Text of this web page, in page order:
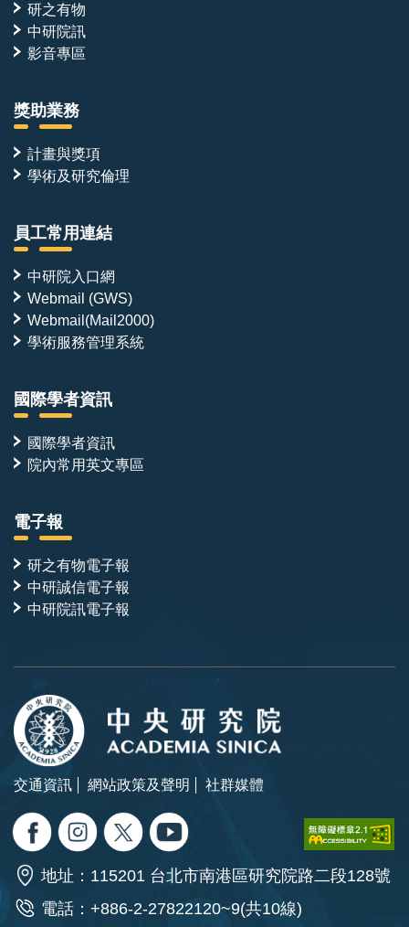
研之有物
中研院訊
影音專區
獎助業務
計畫與獎項
學術及研究倫理
員工常用連結
中研院入口網
Webmail (GWS)
Webmail(Mail2000)
學術服務管理系統
國際學者資訊
國際學者資訊
院內常用英文專區
電子報
研之有物電子報
中研誠信電子報
中研院訊電子報
交通資訊 網站政策及聲明 社群媒體
地址：115201 台北市南港區研究院路二段128號
電話：+886-2-27822120~9(共10線)